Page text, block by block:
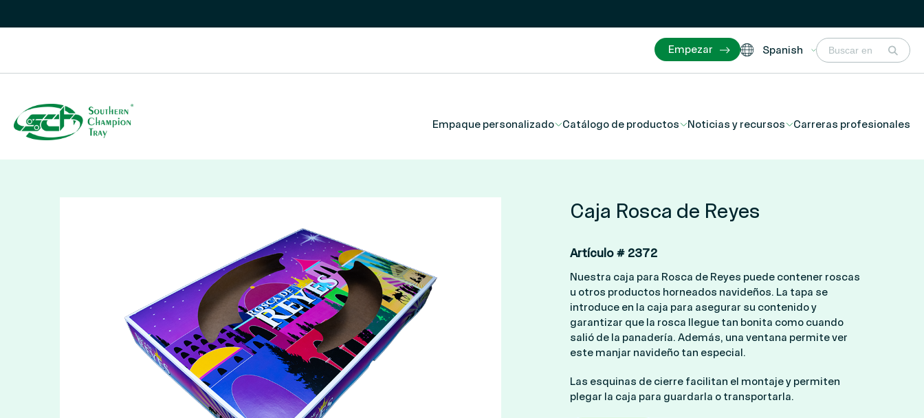
Empezar Spanish
Empaque personalizado Catálogo de productos Noticias y recursos Carreras profesionales
Caja Rosca de Reyes
Artículo # 2372
Nuestra caja para Rosca de Reyes puede contener roscas
u otros productos horneados navideños. La tapa se
introduce en la caja para asegurar su contenido y
garantizar que la rosca llegue tan bonita como cuando
salió de la panadería. Además, una ventana permite ver
este manjar navideño tan especial.
Las esquinas de cierre facilitan el montaje y permiten
plegar la caja para guardarla o transportarla.